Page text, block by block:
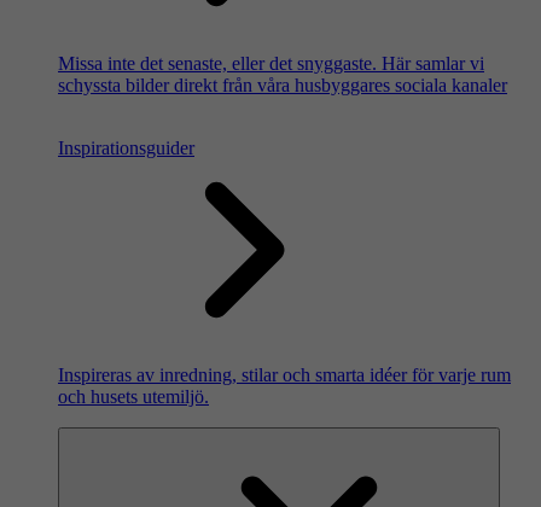
Missa inte det senaste, eller det snyggaste. Här samlar vi
schyssta bilder direkt från våra husbyggares sociala kanaler
Inspirationsguider
Inspireras av inredning, stilar och smarta idéer för varje rum
och husets utemiljö.